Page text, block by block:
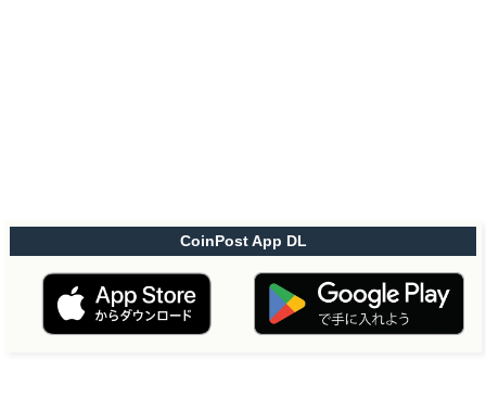
CoinPost App DL